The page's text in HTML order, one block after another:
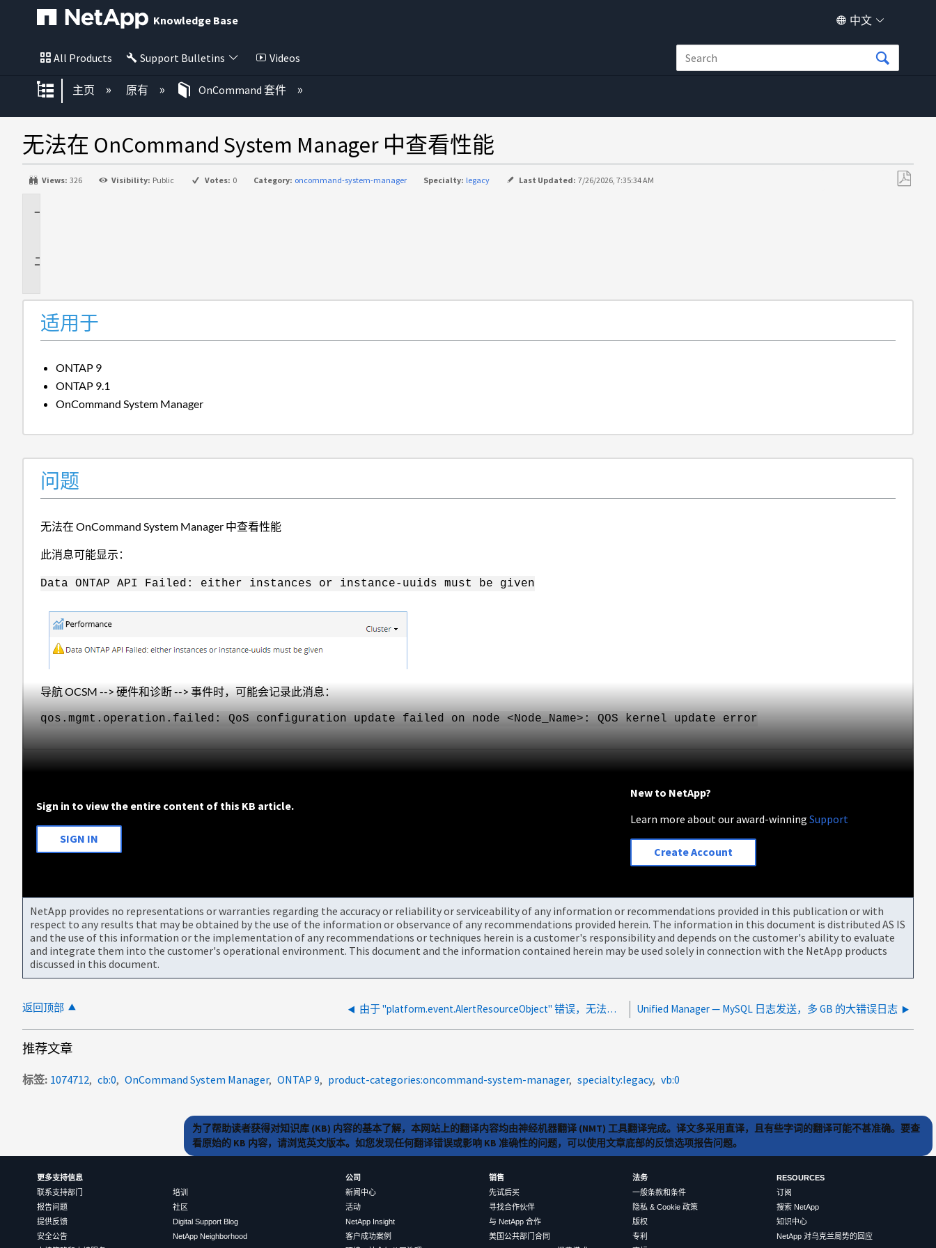
Knowledge Base 中文
All Products Support Bulletins Videos
扩展/隐缩全局层次
主页 原有 OnCommand 套件
无法在 OnCommand System Manager 中查看性能
Views: 326 Visibility: Public Votes: 0 Category: oncommand-system-manager Specialty: legacy Last Updated: 7/26/2026, 7:35:34 AM
适用于
ONTAP 9
ONTAP 9.1
OnCommand System Manager
问题
无法在 OnCommand System Manager 中查看性能
此消息可能显示：
Data ONTAP API Failed: either instances or instance-uuids must be given
导航 OCSM --> 硬件和诊断 --> 事件时，可能会记录此消息：
qos.mgmt.operation.failed: QoS configuration update failed on node <Node_Name>: QOS kernel update error
Sign in to view the entire content of this KB article.
SIGN IN
New to NetApp?
Learn more about our award-winningSupport
Create Account
NetApp provides no representations or warranties regarding the accuracy or reliability or serviceability of any information or recommendations provided in this publication or with
respect to any results that may be obtained by the use of the information or observance of any recommendations provided herein. The information in this document is distributed AS IS
and the use of this information or the implementation of any recommendations or techniques herein is a customer's responsibility and depends on the customer's ability to evaluate
and integrate them into the customer's operational environment. This document and the information contained herein may be used solely in connection with the NetApp products
discussed in this document.
返回顶部 由于 "platform.event.AlertResourceObject" 错误，无法在管理警报选项卡中查看警报 Unified Manager — MySQL 日志发送，多 GB 的大错误日志
推荐文章
标签 1074712 cb:0 OnCommand System Manager ONTAP 9 product-categories:oncommand-system-manager specialty:legacy vb:0
为了帮助读者获得对知识库 (KB) 内容的基本了解，本网站上的翻译内容均由神经机器翻译 (NMT) 工具翻译完成。译文多采用直译，且有些字词的翻译可能不甚准确。要查
看原始的 KB 内容，请浏览英文版本。如您发现任何翻译错误或影响 KB 准确性的问题，可以使用文章底部的反馈选项报告问题。
更多支持信息
联系支持部门
报告问题
提供反馈
安全公告
培训
社区
Digital Support Blog
NetApp Neighborhood
公司
新闻中心
活动
NetApp Insight
客户成功案例
销售
先试后买
寻找合作伙伴
与 NetApp 合作
美国公共部门合同
法务
一般条款和条件
隐私 & Cookie 政策
版权
专利
RESOURCES
订阅
搜索 NetApp
知识中心
NetApp 对乌克兰局势的回应